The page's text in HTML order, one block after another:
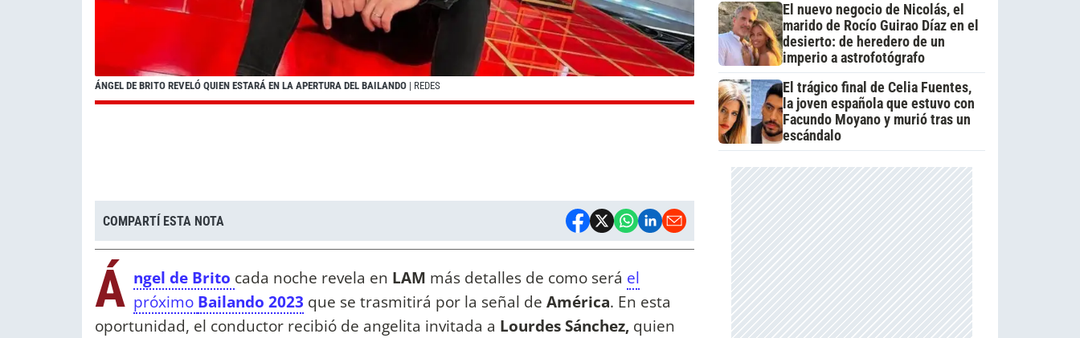
ÁNGEL DE BRITO REVELÓ QUIEN ESTARÁ EN LA APERTURA DEL BAILANDO | REDES
COMPARTÍ ESTA NOTA
Á ngel de Brito cada noche revela en LAM más detalles de como será el
próximo Bailando 2023 que se trasmitirá por la señal de América. En esta
oportunidad, el conductor recibió de angelita invitada a Lourdes Sánchez, quien
El nuevo negocio de Nicolás, el
marido de Rocío Guirao Díaz en el
desierto: de heredero de un
imperio a astrofotógrafo
El trágico final de Celia Fuentes,
la joven española que estuvo con
Facundo Moyano y murió tras un
escándalo